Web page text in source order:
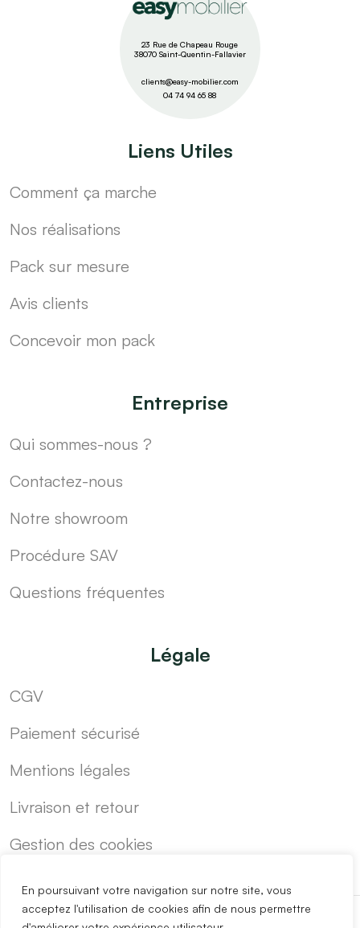
En poursuivant votre navigation sur notre site, vous
acceptez l'utilisation de cookies afin de nous permettre
23 Rue de Chapeau Rouge
38070 Saint-Quentin-Fallavier
clients@easy-mobilier.com
04 74 94 65 88
Liens Utiles
Comment ça marche
Nos réalisations
Pack sur mesure
Avis clients
Concevoir mon pack
Entreprise
Qui sommes-nous ?
Contactez-nous
Notre showroom
Procédure SAV
Questions fréquentes
Légale
CGV
Paiement sécurisé
Mentions légales
Livraison et retour
Gestion des cookies